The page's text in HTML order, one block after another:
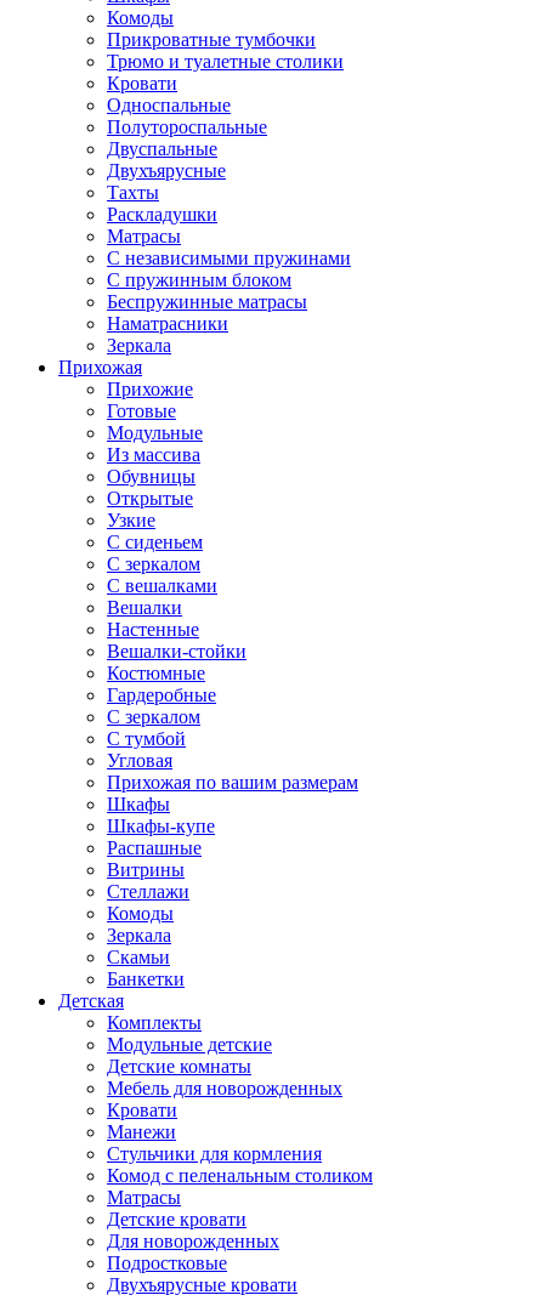
Комоды
Прикроватные тумбочки
Трюмо и туалетные столики
Кровати
Односпальные
Полутороспальные
Двуспальные
Двухъярусные
Тахты
Раскладушки
Матрасы
С независимыми пружинами
С пружинным блоком
Беспружинные матрасы
Наматрасники
Зеркала
Прихожая
Прихожие
Готовые
Модульные
Из массива
Обувницы
Открытые
Узкие
С сиденьем
С зеркалом
С вешалками
Вешалки
Настенные
Вешалки-стойки
Костюмные
Гардеробные
С зеркалом
С тумбой
Угловая
Прихожая по вашим размерам
Шкафы
Шкафы-купе
Распашные
Витрины
Стеллажи
Комоды
Зеркала
Скамьи
Банкетки
Детская
Комплекты
Модульные детские
Детские комнаты
Мебель для новорожденных
Кровати
Манежи
Стульчики для кормления
Комод с пеленальным столиком
Матрасы
Детские кровати
Для новорожденных
Подростковые
Двухъярусные кровати